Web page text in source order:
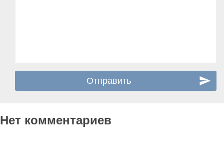
Нет комментариев